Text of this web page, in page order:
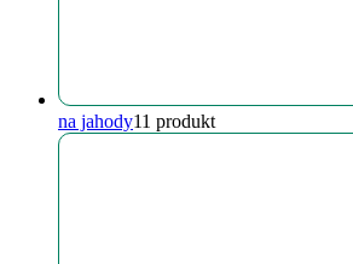
na jahody11 produkt